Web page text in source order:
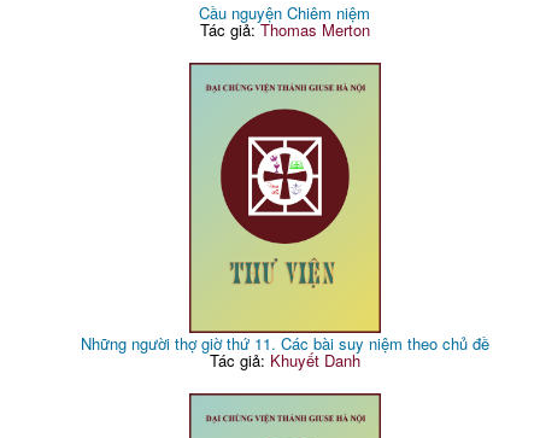
Cầu nguyện Chiêm niệm
Tác giả:Thomas Merton
Những người thợ giờ thứ 11. Các bài suy niệm theo chủ đề
Tác giả: Khuyết Danh